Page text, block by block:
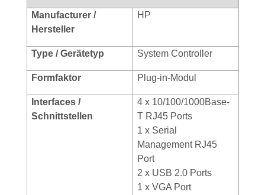
Manufacturer /
Hersteller
HP
Type / Gerätetyp System Controller
Formfaktor Plug-in-Modul
Interfaces /
Schnittstellen
4 x 10/100/1000Base-
T RJ45 Ports
1 x Serial
Management RJ45
Port
2 x USB 2.0 Ports
1 x VGA Port